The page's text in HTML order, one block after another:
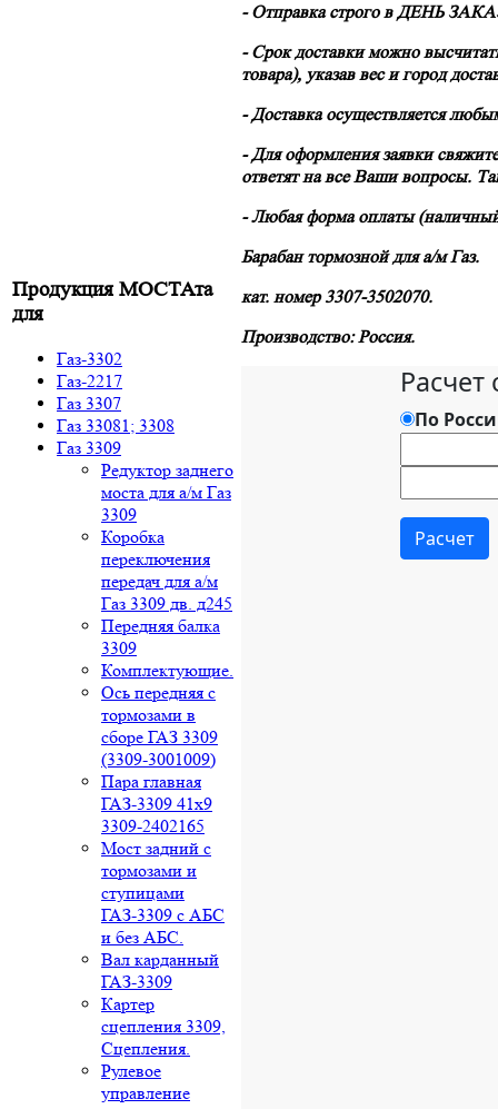
Продукция МОСТАта
для
Газ-3302
Газ-2217
Газ 3307
Газ 33081; 3308
Газ 3309
Редуктор заднего
моста для а/м Газ
3309
Коробка
переключения
передач для а/м
Газ 3309 дв. д245
Передняя балка
3309
Комплектующие.
Ось передняя с
тормозами в
сборе ГАЗ 3309
(3309-3001009)
Пара главная
ГАЗ-3309 41х9
3309-2402165
Мост задний с
тормозами и
ступицами
ГАЗ-3309 с АБС
и без АБС.
Вал карданный
ГАЗ-3309
Картер
сцепления 3309,
Сцепления.
Рулевое
управление
- Отправка строго вДЕНЬ
- Срок доставки можно
товара), указав вес и город
- Доставка осуществляется
- Для оформления заявки
ответят на все Ваши вопросы.
- Любая форма оплаты
Барабан тормозной для а/м Газ.
кат. номер 3307-3502070.
Производство: Россия.